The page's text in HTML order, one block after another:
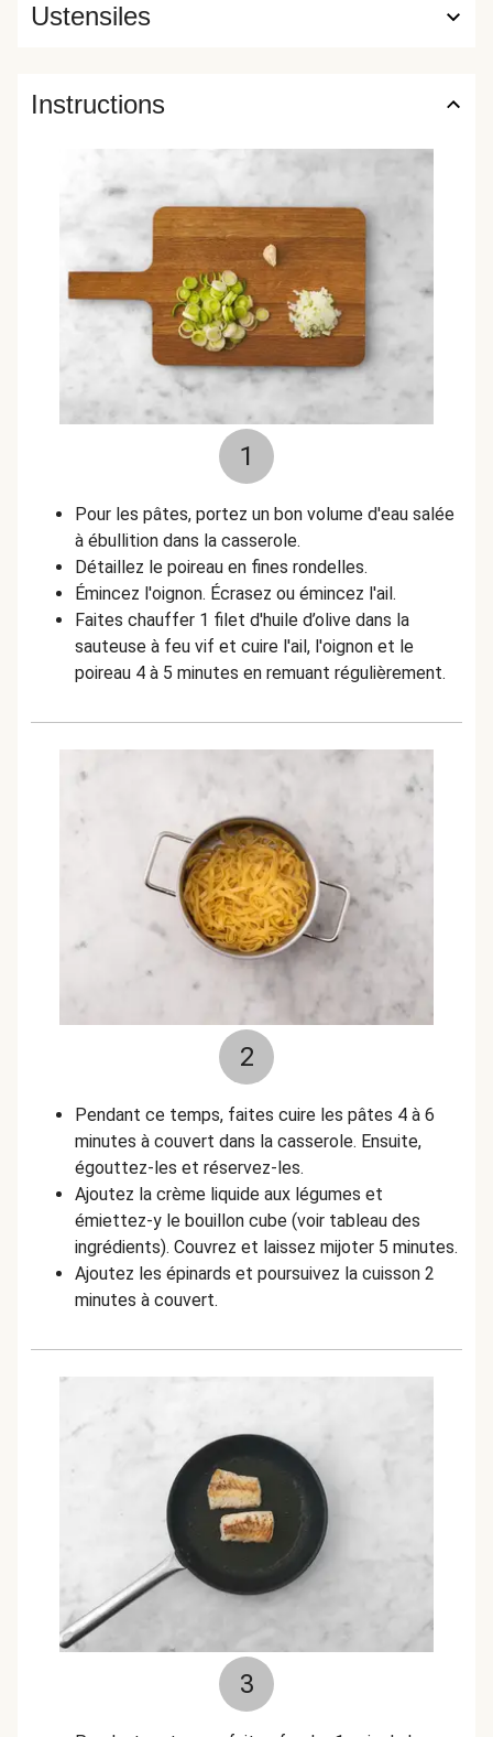
Ustensiles
Instructions
1
Pour les pâtes, portez un bon volume d'eau salée
à ébullition dans la casserole.
Détaillez le poireau en fines rondelles.
Émincez l'oignon. Écrasez ou émincez l'ail.
Faites chauffer 1 filet d'huile d’olive dans la
sauteuse à feu vif et cuire l'ail, l'oignon et le
poireau 4 à 5 minutes en remuant régulièrement.
2
Pendant ce temps, faites cuire les pâtes 4 à 6
minutes à couvert dans la casserole. Ensuite,
égouttez-les et réservez-les.
Ajoutez la crème liquide aux légumes et
émiettez-y le bouillon cube (voir tableau des
ingrédients). Couvrez et laissez mijoter 5 minutes.
Ajoutez les épinards et poursuivez la cuisson 2
minutes à couvert.
3